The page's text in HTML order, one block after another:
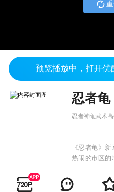
预览播放中，打开优
忍者神龟武术
《忍者龟》
热闹的市区的
师斯普林特。
遭受了一种神